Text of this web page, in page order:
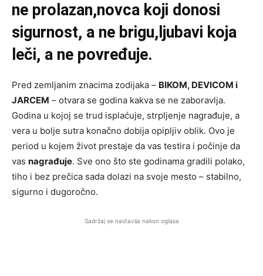
ne prolazan,novca koji donosi
sigurnost, a ne brigu,ljubavi koja
leči, a ne povređuje.
Pred zemljanim znacima zodijaka – BIKOM, DEVICOM i
JARCEM – otvara se godina kakva se ne zaboravlja.
Godina u kojoj se trud isplaćuje, strpljenje nagrađuje, a
vera u bolje sutra konačno dobija opipljiv oblik. Ovo je
period u kojem život prestaje da vas testira i počinje da
vas nagrađuje. Sve ono što ste godinama gradili polako,
tiho i bez prečica sada dolazi na svoje mesto – stabilno,
sigurno i dugoročno.
Sadržaj se nastavlja nakon oglasa